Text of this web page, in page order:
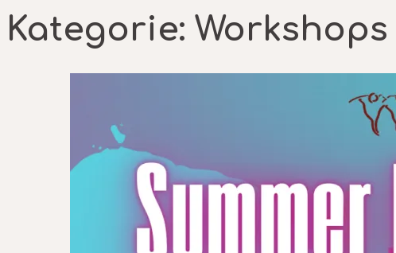
Kategorie: Workshops